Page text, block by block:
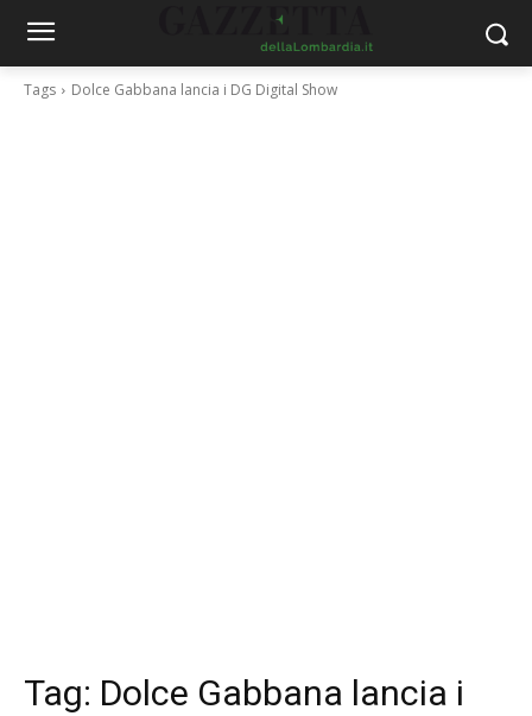
Tags Dolce Gabbana lancia i DG Digital Show
Tag: Dolce Gabbana lancia i